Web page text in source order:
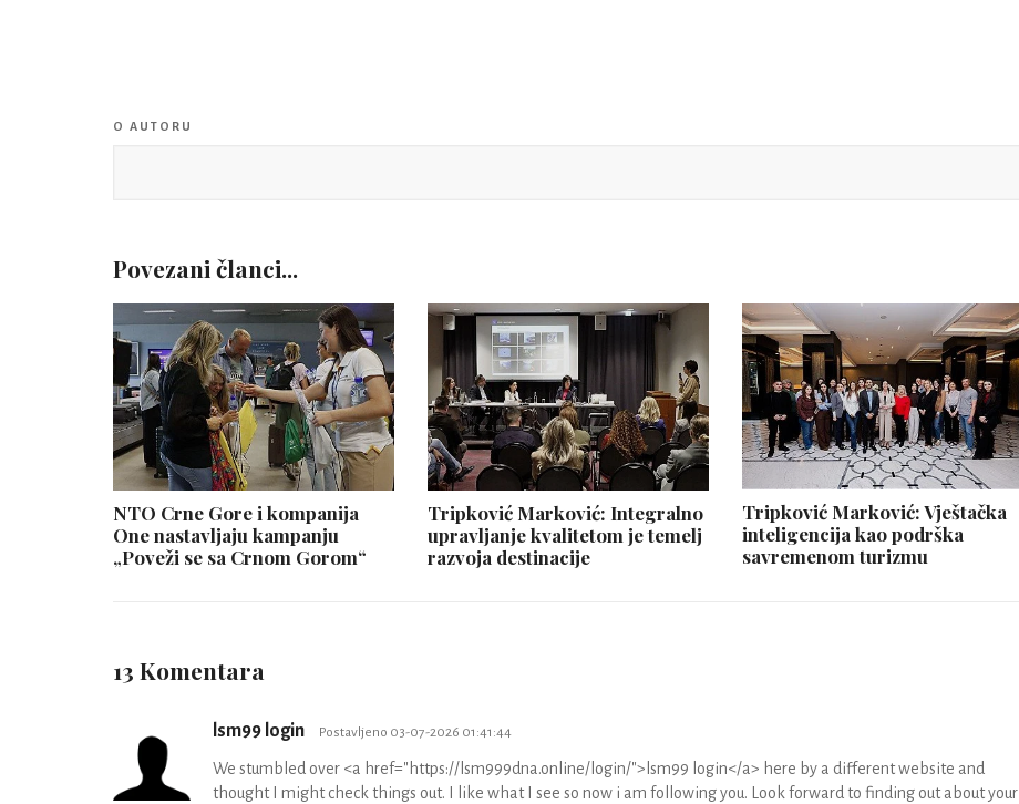
O AUTORU
Povezani članci...
NTO Crne Gore i kompanija
One nastavljaju kampanju
„Poveži se sa Crnom Gorom“
Tripković Marković: Integralno
upravljanje kvalitetom je temelj
razvoja destinacije
Tripković Marković: Vještačka
inteligencija kao podrška
savremenom turizmu
13 Komentara
lsm99 login Postavljeno 03-07-2026 01:41:44
We stumbled over <a href="https://lsm999dna.online/login/">lsm99 login</a> here by a different website and
thought I might check things out. I like what I see so now i am following you. Look forward to finding out about your